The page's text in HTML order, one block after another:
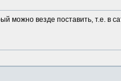
везде поставить, т.е. в